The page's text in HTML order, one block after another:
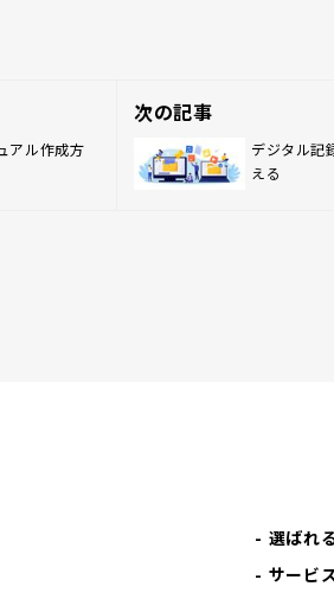
アル作成方
次の記事
デジタル記
える
選ばれ
サービ